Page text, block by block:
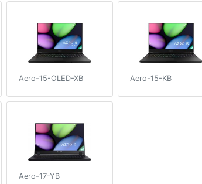
Aero-15-OLED-XB Aero-15-KB
Aero-17-YB